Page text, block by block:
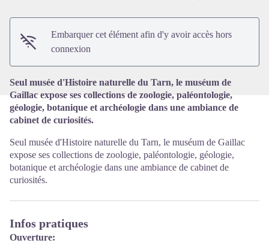
Embarquer cet élément afin d'y avoir accès hors
connexion
Seul musée d'Histoire naturelle du Tarn, le muséum de
Gaillac expose ses collections de zoologie, paléontologie,
géologie, botanique et archéologie dans une ambiance de
cabinet de curiosités.
Seul musée d'Histoire naturelle du Tarn, le muséum de Gaillac
expose ses collections de zoologie, paléontologie, géologie,
botanique et archéologie dans une ambiance de cabinet de
curiosités.
Infos pratiques
Ouverture: